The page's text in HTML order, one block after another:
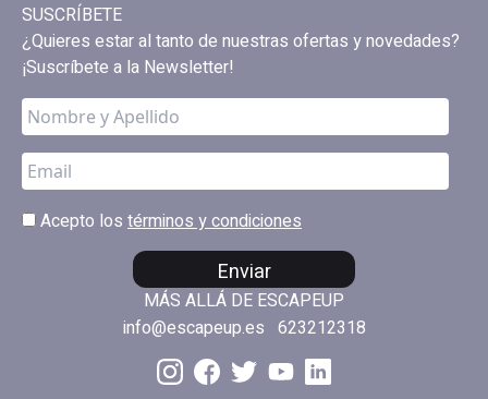
SUSCRÍBETE
¿Quieres estar al tanto de nuestras ofertas y novedades?
¡Suscríbete a la Newsletter!
Acepto los términos y condiciones
Enviar
MÁS ALLÁ DE ESCAPEUP
info@escapeup.es 623212318